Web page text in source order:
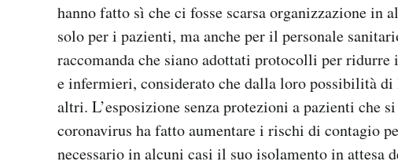
hanno fatto sì che ci fosse scarsa organizzazione in
solo per i pazienti, ma anche per il personale
raccomanda che siano adottati protocolli per
e infermieri, considerato che dalla loro possibilità
altri. L’esposizione senza protezioni a pazienti che
coronavirus ha fatto aumentare i rischi di contagio
necessario in alcuni casi il suo isolamento in attesa